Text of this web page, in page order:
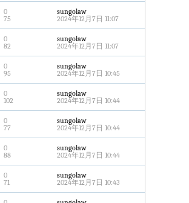
0
75
sungolaw
2024年12月7日 11:07
0
82
sungolaw
2024年12月7日 11:07
0
95
sungolaw
2024年12月7日 10:45
0
102
sungolaw
2024年12月7日 10:44
0
77
sungolaw
2024年12月7日 10:44
0
88
sungolaw
2024年12月7日 10:44
0
71
sungolaw
2024年12月7日 10:43